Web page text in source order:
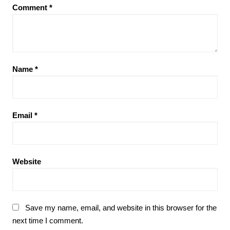
Comment *
Name *
Email *
Website
Save my name, email, and website in this browser for the
next time I comment.